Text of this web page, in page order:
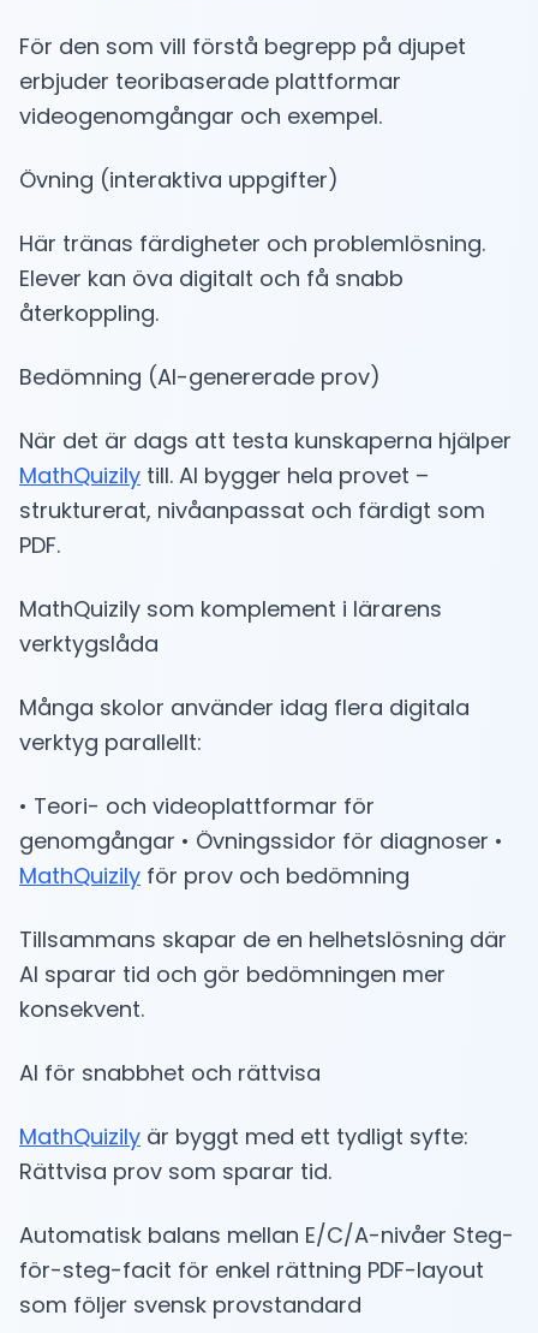
För den som vill förstå begrepp på djupet
erbjuder teoribaserade plattformar
videogenomgångar och exempel.
Övning (interaktiva uppgifter)
Här tränas färdigheter och problemlösning.
Elever kan öva digitalt och få snabb
återkoppling.
Bedömning (AI-genererade prov)
När det är dags att testa kunskaperna hjälper
MathQuizily till. AI bygger hela provet –
strukturerat, nivåanpassat och färdigt som
PDF.
MathQuizily som komplement i lärarens
verktygslåda
Många skolor använder idag flera digitala
verktyg parallellt:
• Teori- och videoplattformar för
genomgångar • Övningssidor för diagnoser •
MathQuizily för prov och bedömning
Tillsammans skapar de en helhetslösning där
AI sparar tid och gör bedömningen mer
konsekvent.
AI för snabbhet och rättvisa
MathQuizily är byggt med ett tydligt syfte:
Rättvisa prov som sparar tid.
Automatisk balans mellan E/C/A-nivåer Steg-
för-steg-facit för enkel rättning PDF-layout
som följer svensk provstandard